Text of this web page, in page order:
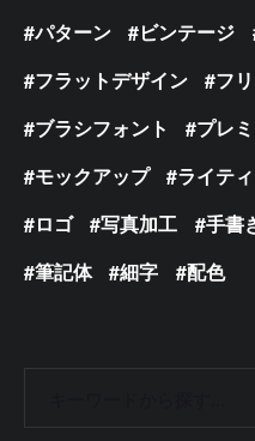
パターン
ビンテージ
フラットデザイン
フ
ブラシフォント
プレ
モックアップ
ライテ
ロゴ
写真加工 手書
筆記体
細字 配色